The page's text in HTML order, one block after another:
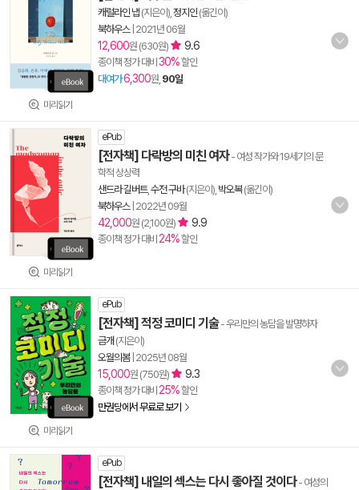
미리읽기
캐럴라인 냅 (지은이), 정지인 (옮긴이)
북하우스| 2021년 06월
12,600원 (630원) 9.6
종이책 정가 대비 30%할인
대여가6,300원, 90일
미리읽기
ePub
[전자책] 다락방의 미친 여자- 여성 작가와 19세기의 문
학적 상상력
샌드라 길버트, 수전 구바(지은이), 박오복(옮긴이)
북하우스| 2022년 09월
42,000원 (2,100원) 9.9
종이책 정가 대비 24%할인
미리읽기
ePub
[전자책] 적정 코미디 기술- 우리만의 농담을 발명하자
금개 (지은이)
오월의봄| 2025년 08월
15,000원 (750원) 9.3
종이책 정가 대비 25%할인
만권당에서 무료로 보기
ePub
[전자책] 내일의 섹스는 다시 좋아질 것이다- 여성의